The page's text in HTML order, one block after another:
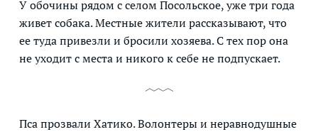
У обочины рядом с селом Посольское, уже три года
живет собака. Местные жители рассказывают, что
ее туда привезли и бросили хозяева. С тех пор она
не уходит с места и никого к себе не подпускает.
Пса прозвали Хатико. Волонтеры и неравнодушные